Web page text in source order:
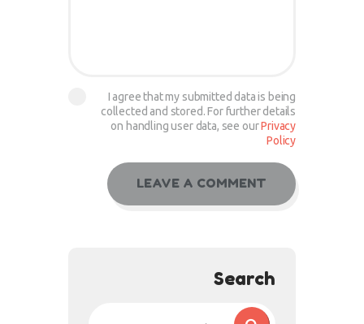
I agree that my submitted data is being
collected and stored. For further details
on handling user data, see ourPrivacy
Policy
Search